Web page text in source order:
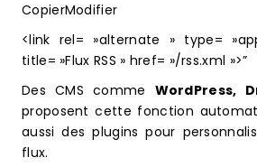
CopierModifier
<link rel= »alternate » type=
title= »Flux RSS » href= »/rss.xml »>”
Des CMS comme WordPress,
proposent cette fonction
aussi des plugins pour
flux.